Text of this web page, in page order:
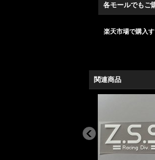
各モールでもご
楽天市場で購入
関連商品